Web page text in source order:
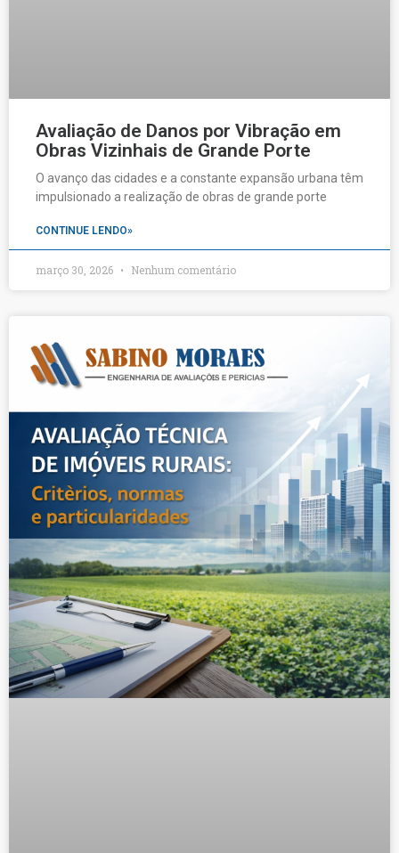
Avaliação de Danos por Vibração em
Obras Vizinhais de Grande Porte
O avanço das cidades e a constante expansão urbana têm
impulsionado a realização de obras de grande porte
CONTINUE LENDO»
março 30, 2026 Nenhum comentário